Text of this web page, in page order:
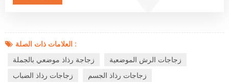
العلامات ذات الصلة :
زجاجة رذاذ موضعي بالجملة
زجاجات الرش الموضعية
زجاجات رذاذ الضباب
زجاجات رذاذ الجسم